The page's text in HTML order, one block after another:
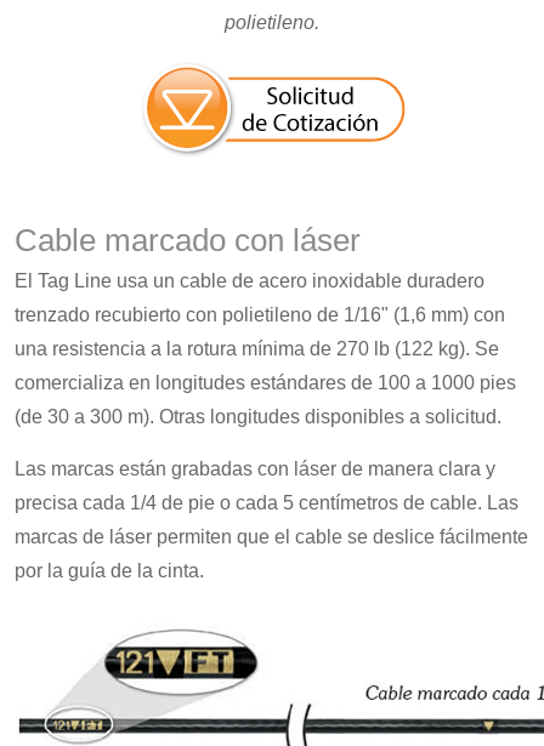
polietileno.
Cable marcado con láser
El Tag Line usa un cable de acero inoxidable duradero
trenzado recubierto con polietileno de 1/16" (1,6 mm) con
una resistencia a la rotura mínima de 270 lb (122 kg). Se
comercializa en longitudes estándares de 100 a 1000 pies
(de 30 a 300 m). Otras longitudes disponibles a solicitud.
Las marcas están grabadas con láser de manera clara y
precisa cada 1/4 de pie o cada 5 centímetros de cable. Las
marcas de láser permiten que el cable se deslice fácilmente
por la guía de la cinta.